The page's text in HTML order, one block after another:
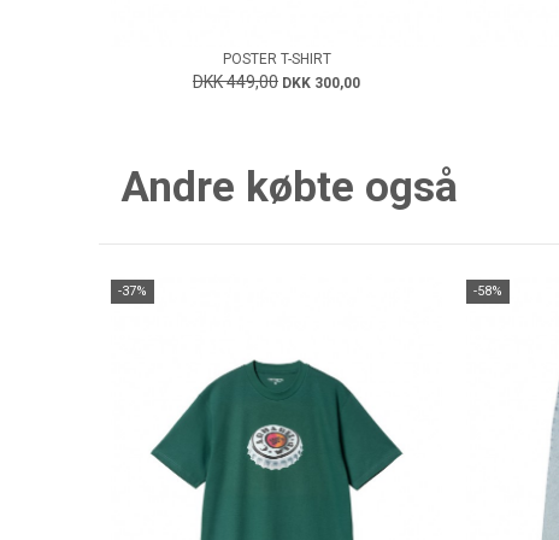
POSTER T-SHIRT
DKK 449,00 DKK 300,00
Andre købte også
-37% -58%